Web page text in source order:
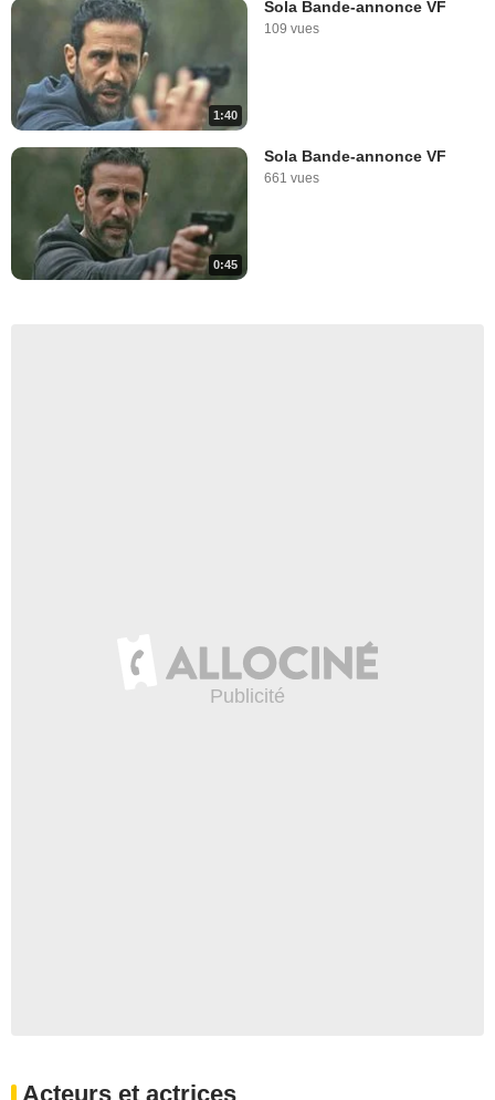
1:40
Sola Bande-annonce VF
109 vues
0:45
Sola Bande-annonce VF
661 vues
Acteurs et actrices